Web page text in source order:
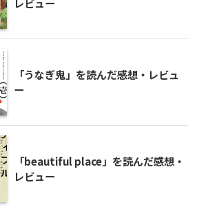
「うなぎ鬼」を読んだ感想・レビュ
ー
「beautiful place」を読んだ感想・
レビュー